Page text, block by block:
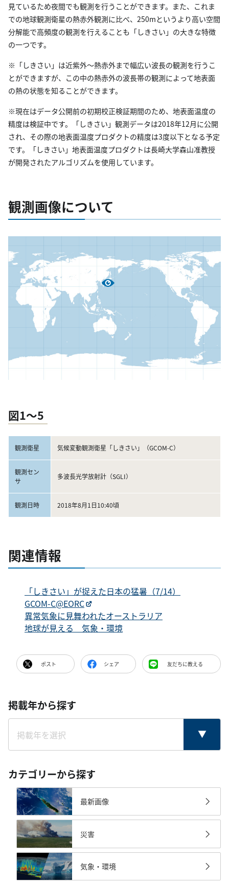
見ているため夜間でも観測を行うことができます。また、これま
での地球観測衛星の熱赤外観測に比べ、250mというより高い空間
分解能で高頻度の観測を行えることも「しきさい」の大きな特徴
の一つです。
※「しきさい」は近紫外～熱赤外まで幅広い波長の観測を行うこ
とができますが、この中の熱赤外の波長帯の観測によって地表面
の熱の状態を知ることができます。
※現在はデータ公開前の初期校正検証期間のため、地表面温度の
精度は検証中です。「しきさい」観測データは2018年12月に公開
され、その際の地表面温度プロダクトの精度は3度以下となる予定
です。「しきさい」地表面温度プロダクトは長崎大学森山准教授
が開発されたアルゴリズムを使用しています。
観測画像について
図1～5
観測衛星 気候変動観測衛星「しきさい」（GCOM-C）
観測セン
サ
多波長光学放射計（SGLI）
観測日時 2018年8月1日10:40頃
関連情報
「しきさい」が捉えた日本の猛暑（7/14）
GCOM-C@EORC
異常気象に見舞われたオーストラリア
地球が見える 気象・環境
ポスト シェア 友だちに教える
掲載年から探す
カテゴリーから探す
最新画像
災害
気象・環境